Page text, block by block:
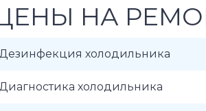
НА
холодильника
холодильника